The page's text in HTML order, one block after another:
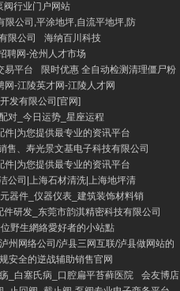
阀行业门户网站
限公司,平涂地坪,自流平地坪,防
限公司
海纳百川科技
聘网-沧州人才市场
易平台
限时优惠 全自动检测清理僵尸粉
网-江陵英才网-江陵人才网
发有限公司[官网]
对_今日运势_星座运程
件|为您提供最专业的资讯平台
售、寿光景文基电子科技有限公司
件|为您提供最专业的资讯平台
公司|上海石材清洗|上海地坪清
器件_仪器仪表_建筑装饰材料销
研发_东莞市韵淇精密科技有限公司
野生網絡愛好者的小站點
州网络公司/泸县三网互联/泸县做网站的
安全的逆战辅助销售官网
_白塞氏病_口腔扁平苔藓医院
会友博店